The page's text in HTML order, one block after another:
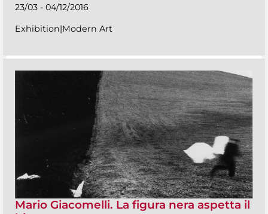
23/03 - 04/12/2016
Exhibition|Modern Art
Mario Giacomelli. La figura nera aspetta il